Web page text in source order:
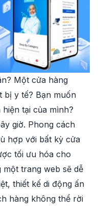
Một cửa hàng
bị y tế? Bạn muốn
tại của mình?
giờ. Phong cách
hợp với bất kỳ cửa
tối ưu hóa cho
một trang web sẽ dễ
thiết kế di động ấn
hàng không thể rời